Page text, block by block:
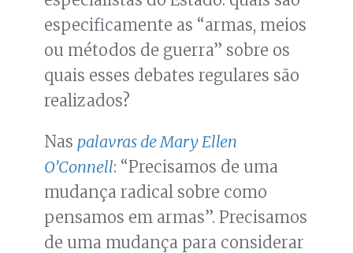
especificamente as “armas, meios
ou métodos de guerra” sobre os
quais esses debates regulares são
realizados?
Nas palavras de Mary Ellen
O’Connell: “Precisamos de uma
mudança radical sobre como
pensamos em armas”. Precisamos
de uma mudança para considerar